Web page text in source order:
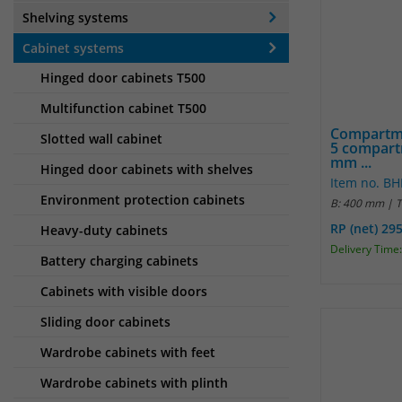
Shelving systems
Cabinet systems
Hinged door cabinets T500
Multifunction cabinet T500
Slotted wall cabinet
Hinged door cabinets with shelves
Environment protection cabinets
Heavy-duty cabinets
Battery charging cabinets
Cabinets with visible doors
Sliding door cabinets
Wardrobe cabinets with feet
Wardrobe cabinets with plinth
5
mm ...
Item no.
B: 400 mm |
RP (net)
Delivery